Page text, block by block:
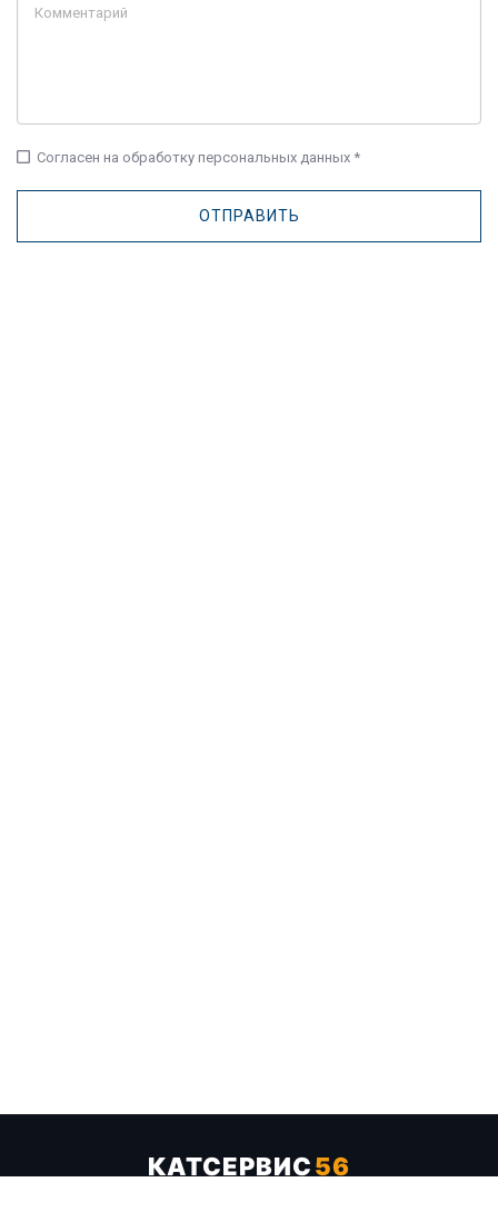
check_box_outline_blank Согласен на обработку персональных данных *
КАТСЕРВИС56